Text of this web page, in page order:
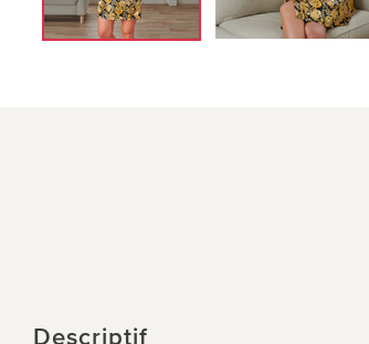
Descriptif